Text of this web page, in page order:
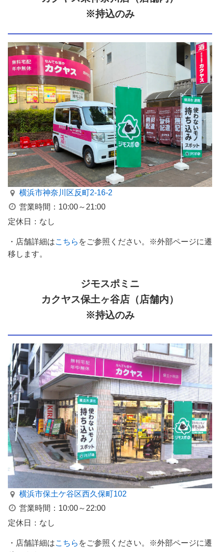
※持込のみ
横浜市神奈川区反町2-16-2
営業時間：10:00～21:00
定休日：なし
・店舗詳細はこちら をご参照ください。※外部ページに遷
移します。
ジモスポミニ
カクヤス保土ヶ谷店（店舗内）
※持込のみ
横浜市保土ケ谷区西久保町102
営業時間：10:00～22:00
定休日：なし
・店舗詳細はこちら をご参照ください。※外部ページに遷